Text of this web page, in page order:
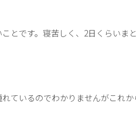
とです。寝苦しく、2日くらいま
ているのでわかりませんがこれか